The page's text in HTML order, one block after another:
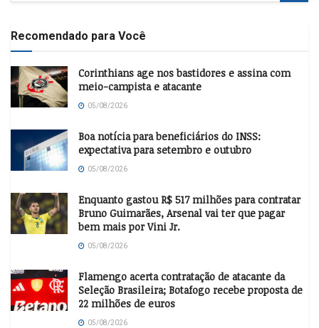
Recomendado para Você
Corinthians age nos bastidores e assina com
meio-campista e atacante
05/08/2026
Boa notícia para beneficiários do INSS:
expectativa para setembro e outubro
05/08/2026
Enquanto gastou R$ 517 milhões para contratar
Bruno Guimarães, Arsenal vai ter que pagar
bem mais por Vini Jr.
05/08/2026
Flamengo acerta contratação de atacante da
Seleção Brasileira; Botafogo recebe proposta de
22 milhões de euros
05/08/2026